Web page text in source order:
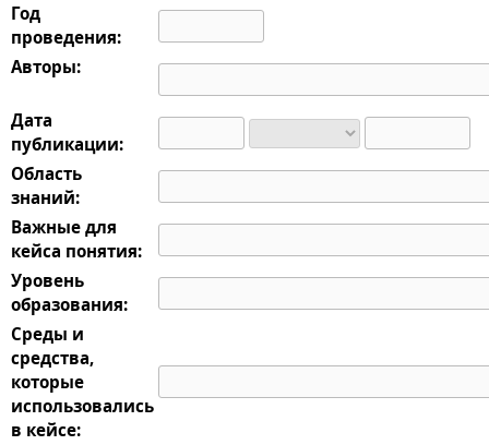
Год
проведения:
Авторы:
Дата
публикации:
Область
знаний:
Важные для
кейса понятия:
Уровень
образования:
Среды и
средства,
которые
использовались
в кейсе: